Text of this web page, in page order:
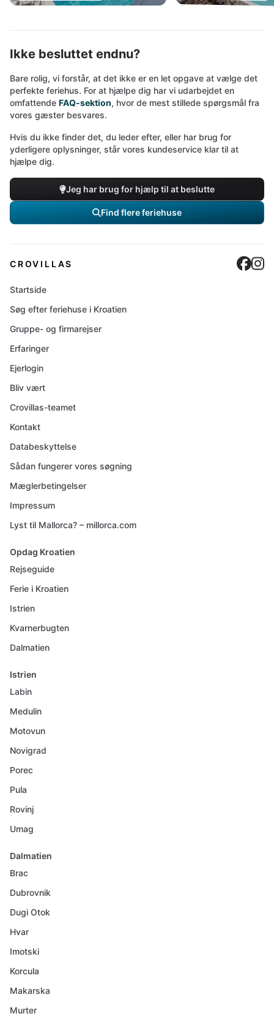
Ikke besluttet endnu?
Bare rolig, vi forstår, at det ikke er en let opgave at vælge det
perfekte feriehus. For at hjælpe dig har vi udarbejdet en
omfattende FAQ-sektion, hvor de mest stillede spørgsmål fra
vores gæster besvares.
Hvis du ikke finder det, du leder efter, eller har brug for
yderligere oplysninger, står vores kundeservice klar til at
hjælpe dig.
Jeg har brug for hjælp til at beslutte
Find flere feriehuse
CROVILLAS
Startside
Søg efter feriehuse i Kroatien
Gruppe- og firmarejser
Erfaringer
Ejerlogin
Bliv vært
Crovillas-teamet
Kontakt
Databeskyttelse
Sådan fungerer vores søgning
Mæglerbetingelser
Impressum
Lyst til Mallorca? – millorca.com
Opdag Kroatien
Rejseguide
Ferie i Kroatien
Istrien
Kvarnerbugten
Dalmatien
Istrien
Labin
Medulin
Motovun
Novigrad
Porec
Pula
Rovinj
Umag
Dalmatien
Brac
Dubrovnik
Dugi Otok
Hvar
Imotski
Korcula
Makarska
Murter